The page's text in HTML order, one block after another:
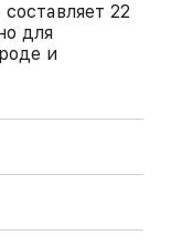
22
для
и